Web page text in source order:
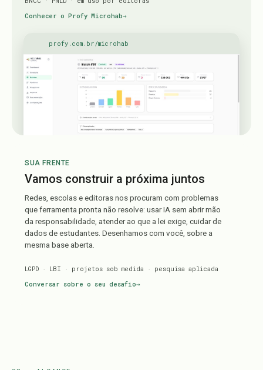
Conhecer o Profy Microhab→
profy.com.br/microhab
SUA FRENTE
Vamos construir a próxima juntos
Redes, escolas e editoras nos procuram com problemas
que ferramenta pronta não resolve: usar IA sem abrir mão
da responsabilidade, atender ao que a lei exige, cuidar de
dados de estudantes. Desenhamos com você, sobre a
mesma base aberta.
LGPD · LBI · projetos sob medida · pesquisa aplicada
Conversar sobre o seu desafio→